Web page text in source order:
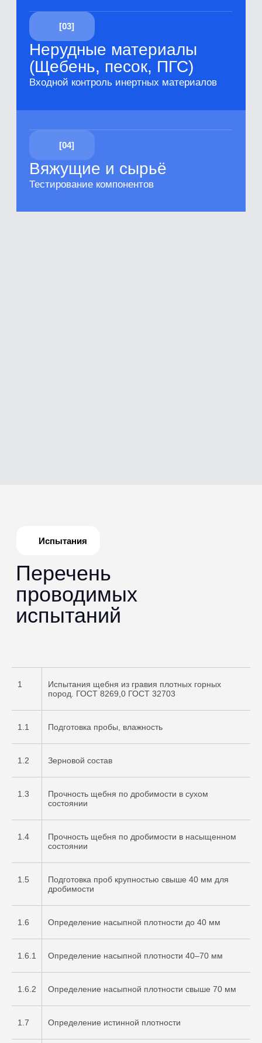
1
Испытания щебня из гравия плотных горных
пород. ГОСТ 8269,0 ГОСТ 32703
1.1 Подготовка пробы, влажность
1.2 Зерновой состав
1.3
Прочность щебня по дробимости в сухом
состоянии
1.4
Прочность щебня по дробимости в насыщенном
состоянии
1.5
Подготовка проб крупностью свыше 40 мм для
дробимости
1.6 Определение насыпной плотности до 40 мм
1.6.1 Определение насыпной плотности 40–70 мм
1.6.2 Определение насыпной плотности свыше 70 мм
1.7 Определение истинной плотности